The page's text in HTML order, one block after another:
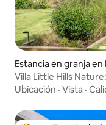
Estancia en granja
Villa Little Hills
Ubicación · Vista ·